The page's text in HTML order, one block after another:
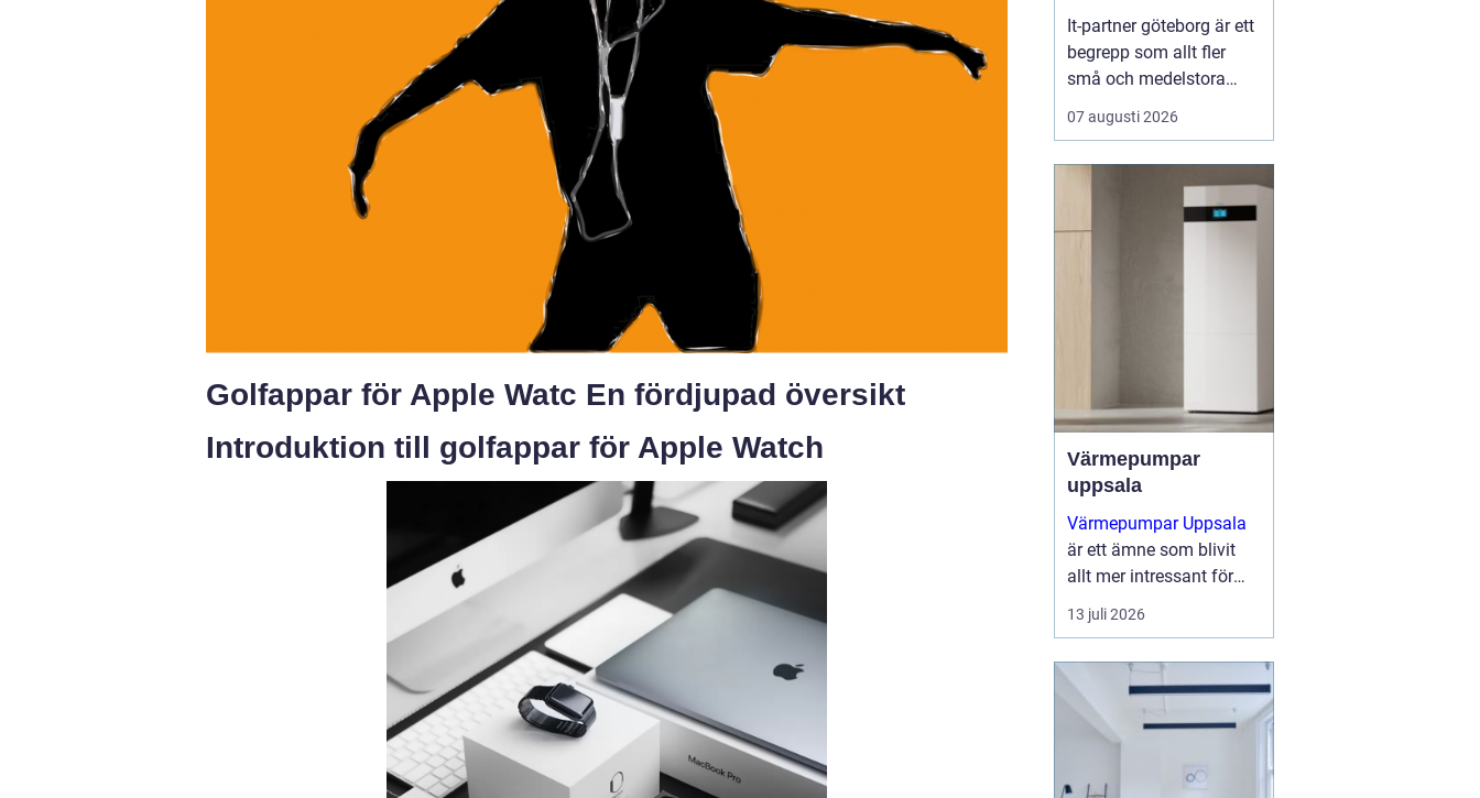
Golfappar för Apple Watc En fördjupad översikt
Introduktion till golfappar för Apple Watch
It-partner göteborg är ett
begrepp som allt fler
små och medelstora
företag söker efter när
de behöver trygga,
lösningar för sin
teknikvardag. Många
företag har vuxit snabbt,
07 augusti 2026
Värmepumpar
uppsala
Värmepumpar Uppsala
är ett ämne som blivit
allt mer intressant för
villaägare,
bostadsrättsföreningar
fastighetsägare som vill
sänka sina
energikostnader och
13 juli 2026